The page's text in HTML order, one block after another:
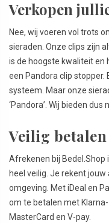
Verkopen
Nee, wij voeren vol trots
sieraden. Onze clips zijn
is de hoogste kwaliteit en
een Pandora clip
systeem. Maar onze
‘Pandora’. Wij bieden dus
Veilig
Afrekenen bij Bedel.Shop
heel veilig. Je rekent
omgeving. Met iDeal en
om te betalen met
MasterCard en V-pay.